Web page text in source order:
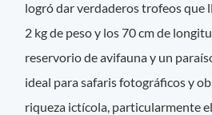
logró dar verdaderos trofeos que
2 kg de peso y los 70 cm de
reservorio de avifauna y un
ideal para safaris fotográficos y
riqueza ictícola, particularmente